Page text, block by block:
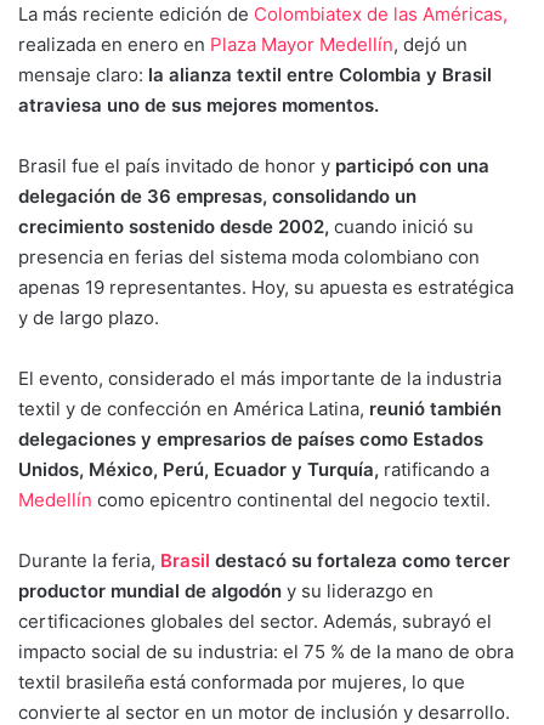
La más reciente edición de Colombiatex de las Américas,
realizada en enero en Plaza Mayor Medellín, dejó un
mensaje claro: la alianza textil entre Colombia y Brasil
atraviesa uno de sus mejores momentos.
Brasil fue el país invitado de honor y participó con una
delegación de 36 empresas, consolidando un
crecimiento sostenido desde 2002, cuando inició su
presencia en ferias del sistema moda colombiano con
apenas 19 representantes. Hoy, su apuesta es estratégica
y de largo plazo.
El evento, considerado el más importante de la industria
textil y de confección en América Latina, reunió también
delegaciones y empresarios de países como Estados
Unidos, México, Perú, Ecuador y Turquía, ratificando a
Medellín como epicentro continental del negocio textil.
Durante la feria, Brasil destacó su fortaleza como tercer
productor mundial de algodón y su liderazgo en
certificaciones globales del sector. Además, subrayó el
impacto social de su industria: el 75 % de la mano de obra
textil brasileña está conformada por mujeres, lo que
convierte al sector en un motor de inclusión y desarrollo.